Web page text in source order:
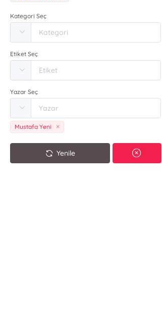
Kategori Seç
Etiket Seç
Yazar Seç
Mustafa Yeni
Yenile